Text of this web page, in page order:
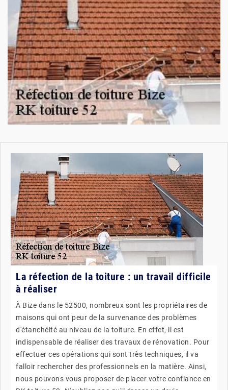
La réfection de la toiture : un travail difficile
à réaliser
À Bize dans le 52500, nombreux sont les propriétaires de
maisons qui ont peur de la survenance des problèmes
d'étanchéité au niveau de la toiture. En effet, il est
indispensable de réaliser des travaux de rénovation. Pour
effectuer ces opérations qui sont très techniques, il va
falloir rechercher des professionnels en la matière. Ainsi,
nous pouvons vous proposer de placer votre confiance en